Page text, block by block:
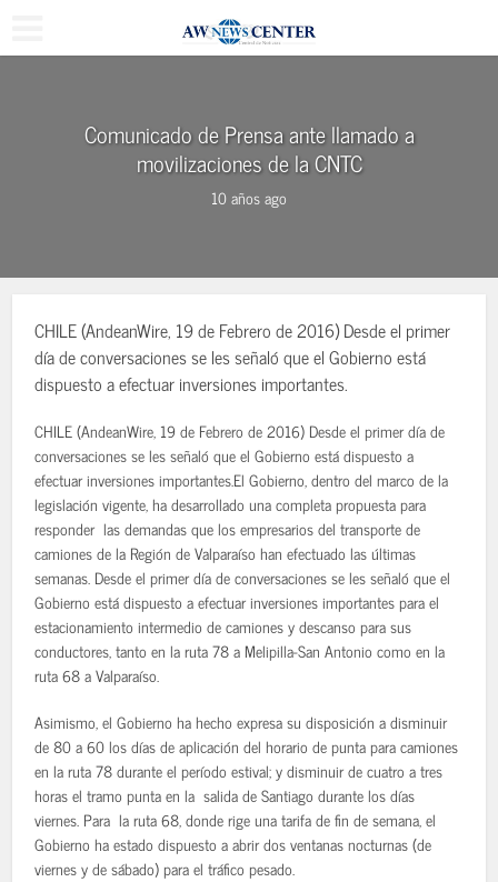
Comunicado de Prensa ante llamado a
movilizaciones de la CNTC
10 años ago
CHILE (AndeanWire, 19 de Febrero de 2016) Desde el primer
día de conversaciones se les señaló que el Gobierno está
dispuesto a efectuar inversiones importantes.
CHILE (AndeanWire, 19 de Febrero de 2016) Desde el primer día de
conversaciones se les señaló que el Gobierno está dispuesto a
efectuar inversiones importantes.El Gobierno, dentro del marco de la
legislación vigente, ha desarrollado una completa propuesta para
responder las demandas que los empresarios del transporte de
camiones de la Región de Valparaíso han efectuado las últimas
semanas. Desde el primer día de conversaciones se les señaló que el
Gobierno está dispuesto a efectuar inversiones importantes para el
estacionamiento intermedio de camiones y descanso para sus
conductores, tanto en la ruta 78 a Melipilla-San Antonio como en la
ruta 68 a Valparaíso.
Asimismo, el Gobierno ha hecho expresa su disposición a disminuir
de 80 a 60 los días de aplicación del horario de punta para camiones
en la ruta 78 durante el período estival; y disminuir de cuatro a tres
horas el tramo punta en la salida de Santiago durante los días
viernes. Para la ruta 68, donde rige una tarifa de fin de semana, el
Gobierno ha estado dispuesto a abrir dos ventanas nocturnas (de
viernes y de sábado) para el tráfico pesado.